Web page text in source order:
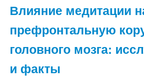
Влияние медитации
префронтальную
головного мозга:
и факты